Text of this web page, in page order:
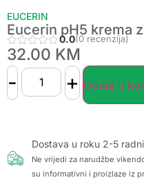
EUCERIN
Eucerin pH5 krema
0.0(0 recenzija)
32.00 KM
- + Dodaj u
Dostava u roku 2-5
Ne vrijedi za narudžbe
su informativni i proizlaze iz